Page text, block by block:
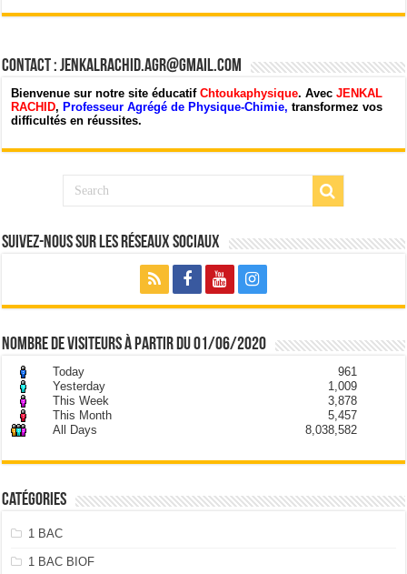
Contact : jenkalrachid.agr@gmail.com
Bienvenue sur notre site éducatifChtoukaphysique. AvecJENKAL
RACHID,Professeur Agrégé de Physique-Chimie,transformez vos
difficultés en réussites.
Suivez-nous sur les Réseaux Sociaux
nombre de visiteurs à partir du 01/06/2020
Today
961
Yesterday
1,009
This Week
3,878
This Month
5,457
All Days
8,038,582
Catégories
1 BAC
1 BAC BIOF